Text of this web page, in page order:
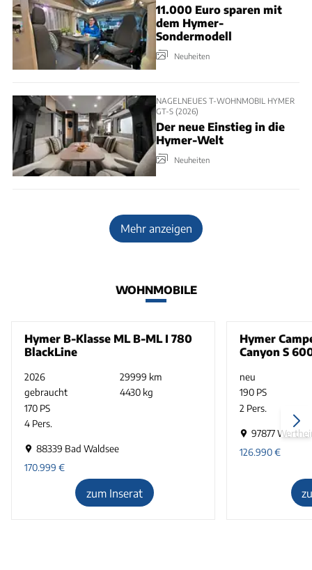
11.000 Euro sparen mit
dem Hymer-
Sondermodell
Neuheiten
NAGELNEUES T-WOHNMOBIL HYMER
GT-S (2026)
Der neue Einstieg in die
Hymer-Welt
Neuheiten
Mehr anzeigen
WOHNMOBILE
Hymer B-Klasse ML B-ML I 780
BlackLine
2026
29999 km
gebraucht
4430 kg
170 PS
4 Pers.
88339 Bad Waldsee
170.999 €
zum Inserat
Hymer
Canyon S
neu
190 PS
2 Pers.
97877
126.990€